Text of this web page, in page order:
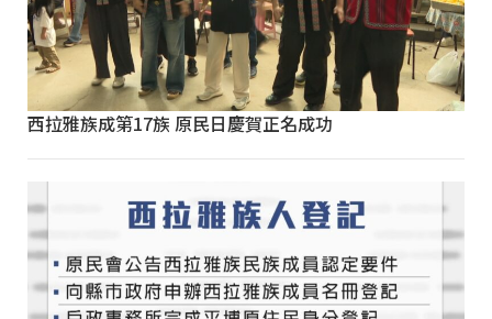
西拉雅族成第17族 原民日慶賀正名成功